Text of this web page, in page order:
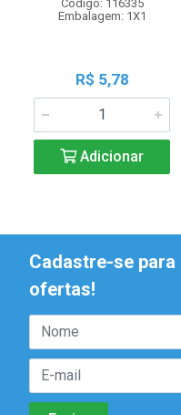
Código: 116335
Embalagem: 1X1
R$ 5,78
Adicionar
Cadastre-se
ofertas!